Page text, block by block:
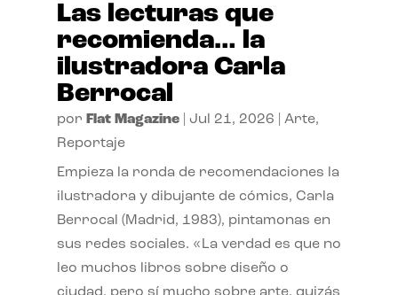
Las lecturas que
recomienda… la
ilustradora Carla
Berrocal
por Flat Magazine| Jul 21, 2026 Arte,
Reportaje
Empieza la ronda de recomendaciones la
ilustradora y dibujante de cómics, Carla
Berrocal (Madrid, 1983), pintamonas en
sus redes sociales. «La verdad es que no
leo muchos libros sobre diseño o